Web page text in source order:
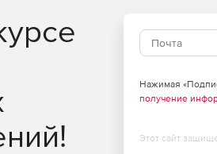
Нажимая
получение
Этот сайт